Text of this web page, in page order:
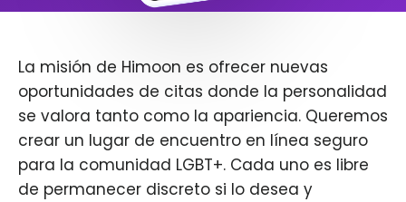
La misión de Himoon es ofrecer nuevas
oportunidades de citas donde la personalidad
se valora tanto como la apariencia. Queremos
crear un lugar de encuentro en línea seguro
para la comunidad LGBT+. Cada uno es libre
de permanecer discreto si lo desea y